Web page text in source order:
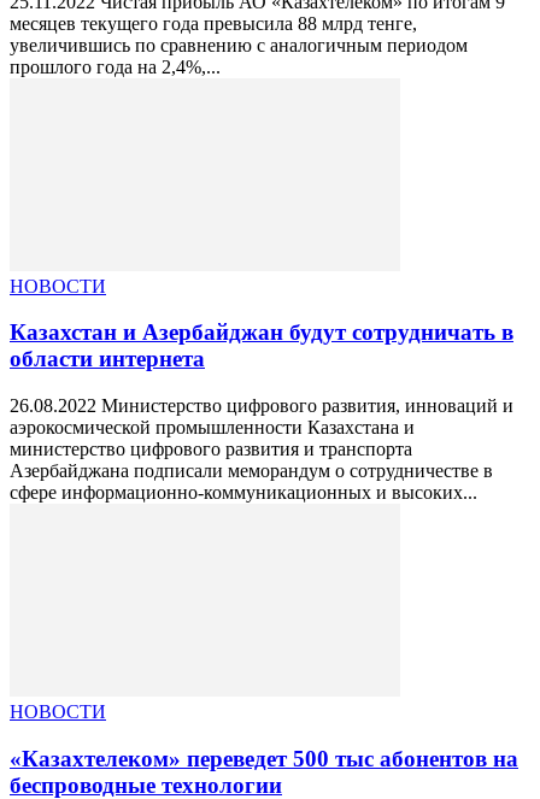
месяцев текущего года превысила 88 млрд тенге,
увеличившись по сравнению с аналогичным периодом
прошлого года на 2,4%,...
НОВОСТИ
Казахстан и Азербайджан будут сотрудничать в
области интернета
26.08.2022 Министерство цифрового развития, инноваций и
аэрокосмической промышленности Казахстана и
министерство цифрового развития и транспорта
Азербайджана подписали меморандум о сотрудничестве в
сфере информационно-коммуникационных и высоких...
НОВОСТИ
«Казахтелеком» переведет 500 тыс абонентов на
беспроводные технологии